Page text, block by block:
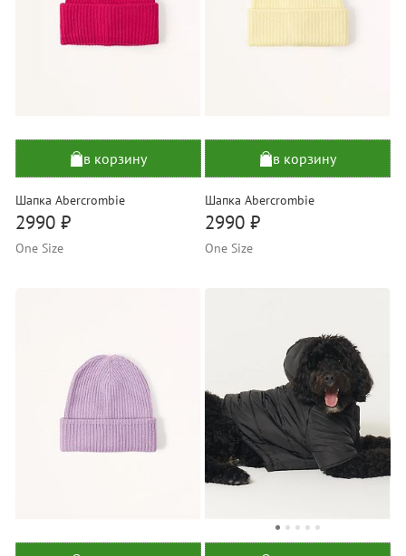
в корзину
Шапка Abercrombie
2990 ₽
One Size
в корзину
Шапка Abercrombie
2990 ₽
One Size